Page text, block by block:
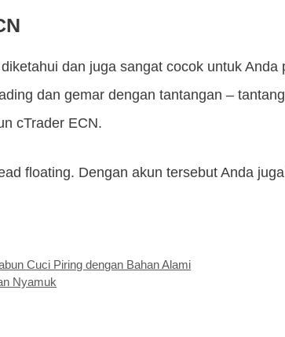
dan juga sangat cocok untuk Anda
dan gemar dengan tantangan –
cTrader ECN.
floating. Dengan akun tersebut Anda
Cuci Piring dengan Bahan Alami
Nyamuk